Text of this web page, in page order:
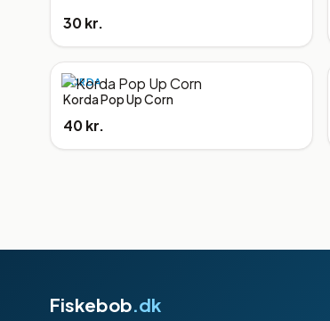
30 kr.
KORDA
Korda Pop Up Corn
40 kr.
Fiskebob.dk